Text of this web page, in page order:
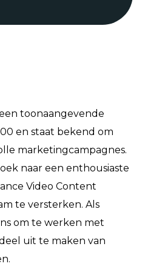
toonaangevende
en staat bekend om
marketingcampagnes.
naar een enthousiaste
Video Content
te versterken. Als
om te werken met
uit te maken van